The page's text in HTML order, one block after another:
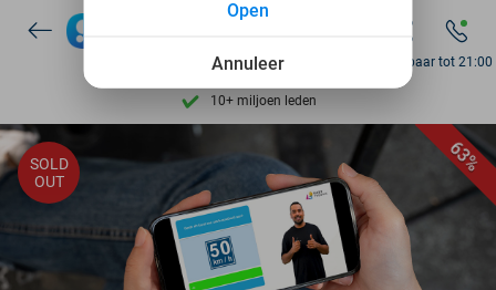
Ontdek 15.000+ deals
7 dagen per week beschikbaar
10+ miljoen leden
206.310 reviews
Ontdek 15.000+ deals
7 dagen per week beschikbaar
10+ miljoen leden
Bereikbaar tot 21:00
63%
SOLD
OUT
Annuleer
Open